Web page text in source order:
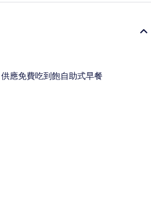
應免費吃到飽自助式早餐